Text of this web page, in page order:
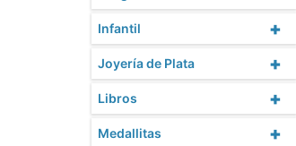
+
Infantil
+
Joyería de Plata
+
Libros
+
Medallitas